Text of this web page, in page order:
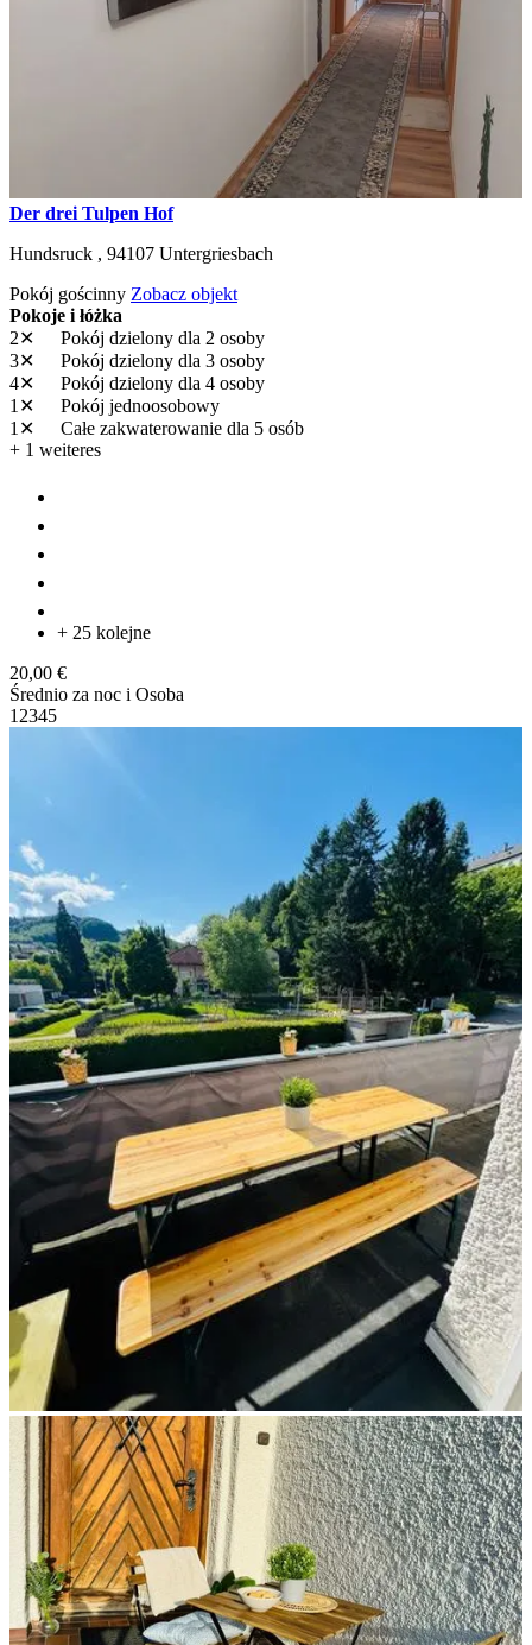
Der drei Tulpen Hof
Hundsruck , 94107 Untergriesbach
Pokój gościnny Zobacz objekt
Pokoje i łóżka
2✕
Pokój dzielony dla 2 osoby
3✕
Pokój dzielony dla 3 osoby
4✕
Pokój dzielony dla 4 osoby
1✕
Pokój jednoosobowy
1✕
Całe zakwaterowanie dla 5 osób
+ 1 weiteres
+ 25 kolejne
20,00 €
Średnio za noc i Osoba
1 2345